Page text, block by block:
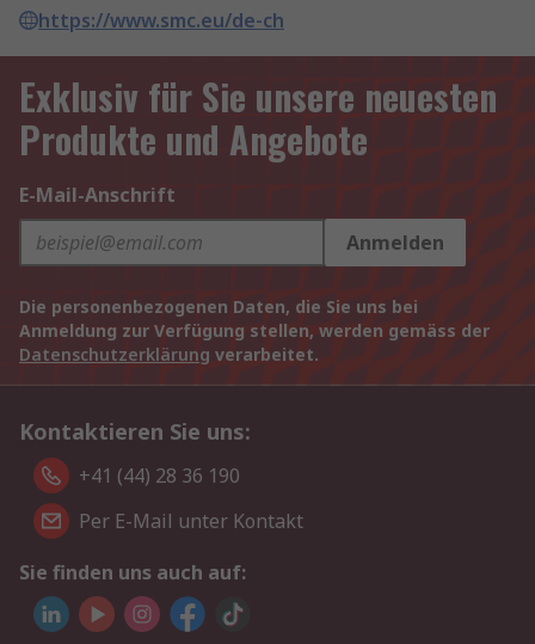
https://www.smc.eu/de-ch
Exklusiv für Sie unsere neuesten
Produkte und Angebote
E-Mail-Anschrift
Anmelden
Die personenbezogenen Daten, die Sie uns bei
Anmeldung zur Verfügung stellen, werden gemäss der
Datenschutzerklärung verarbeitet.
Kontaktieren Sie uns:
+41 (44) 28 36 190
Per E-Mail unter Kontakt
Sie finden uns auch auf: